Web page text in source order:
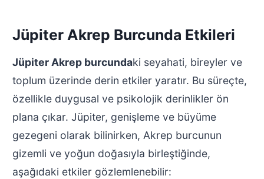
Jüpiter Akrep Burcunda Etkileri
Jüpiter Akrep burcundaki seyahati, bireyler ve
toplum üzerinde derin etkiler yaratır. Bu süreçte,
özellikle duygusal ve psikolojik derinlikler ön
plana çıkar. Jüpiter, genişleme ve büyüme
gezegeni olarak bilinirken, Akrep burcunun
gizemli ve yoğun doğasıyla birleştiğinde,
aşağıdaki etkiler gözlemlenebilir: